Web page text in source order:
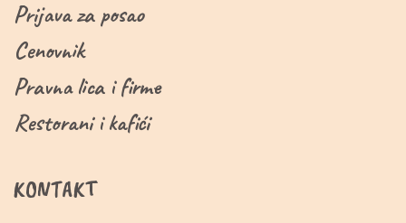
Prijava za posao
Cenovnik
Pravna lica i firme
Restorani i kafići
KONTAKT